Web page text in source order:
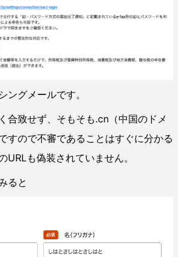
ングメールです。
合致せず、そもそも.cn（中国のドメ
すので不審であることはすぐに分かる
URLも偽装されていません。
ると